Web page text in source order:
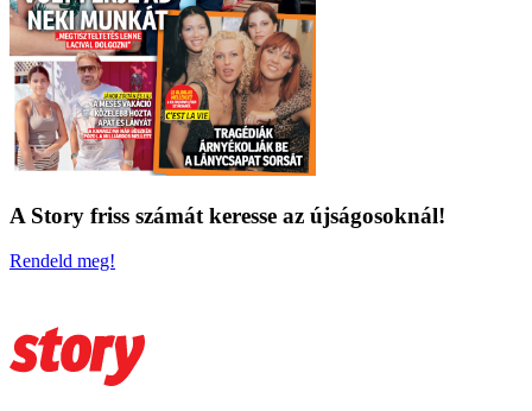
A Story friss számát keresse az újságosoknál!
Rendeld meg!